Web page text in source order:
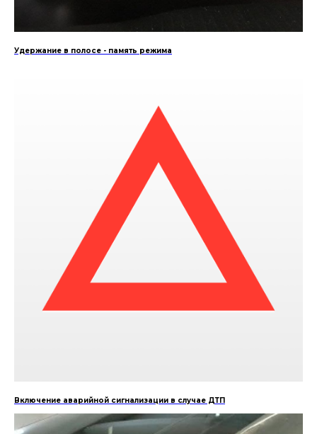
Удержание в полосе - память режима
Включение аварийной сигнализации в случае ДТП